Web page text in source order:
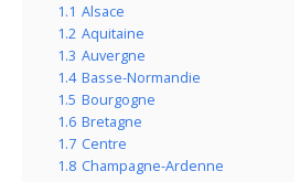
1.1 Alsace
1.2 Aquitaine
1.3 Auvergne
1.4 Basse-Normandie
1.5 Bourgogne
1.6 Bretagne
1.7 Centre
1.8 Champagne-Ardenne